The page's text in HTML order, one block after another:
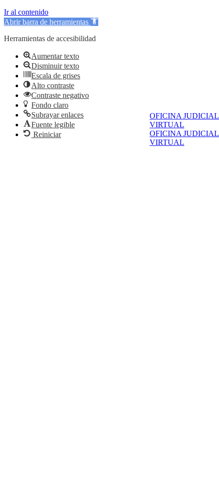
OFICINA JUDICIAL
VIRTUAL
OFICINA JUDICIAL
VIRTUAL
Ir al contenido
Abrir barra de herramientas
Herramientas de accesibilidad
Aumentar texto
Disminuir texto
Escala de grises
Alto contraste
Contraste negativo
Fondo claro
Subrayar enlaces
Fuente legible
Reiniciar